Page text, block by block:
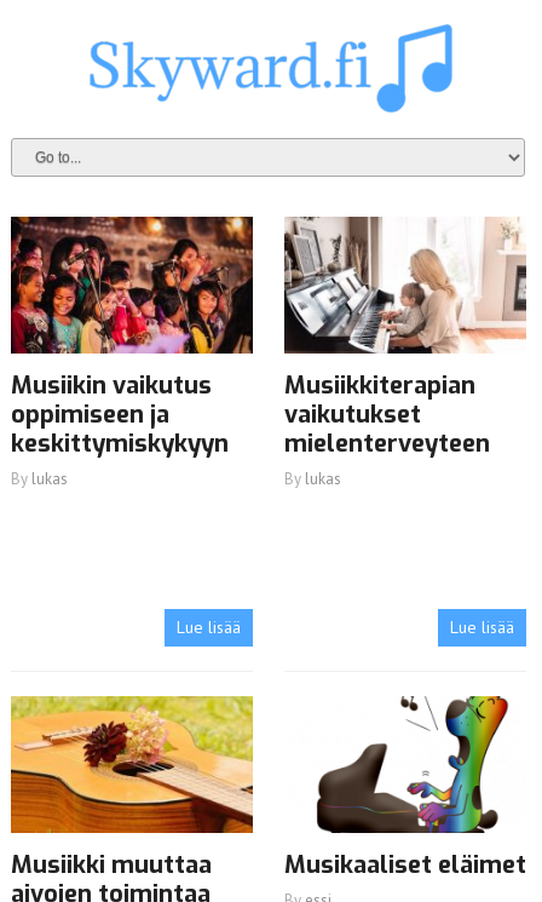
Musiikin vaikutus
oppimiseen ja
keskittymiskykyyn
By lukas
Lue lisää
Musiikkiterapian
vaikutukset
mielenterveyteen
By lukas
Lue lisää
Musiikki muuttaa
aivojen toimintaa
Musikaaliset eläimet